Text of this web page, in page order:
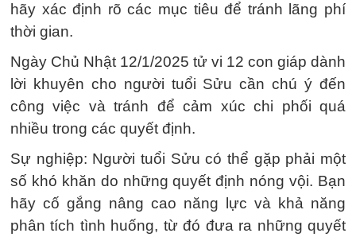
hãy xác định rõ các mục tiêu để tránh lãng phí
thời gian.
Ngày Chủ Nhật 12/1/2025 tử vi 12 con giáp dành
lời khuyên cho người tuổi Sửu cần chú ý đến
công việc và tránh để cảm xúc chi phối quá
nhiều trong các quyết định.
Sự nghiệp: Người tuổi Sửu có thể gặp phải một
số khó khăn do những quyết định nóng vội. Bạn
hãy cố gắng nâng cao năng lực và khả năng
phân tích tình huống, từ đó đưa ra những quyết